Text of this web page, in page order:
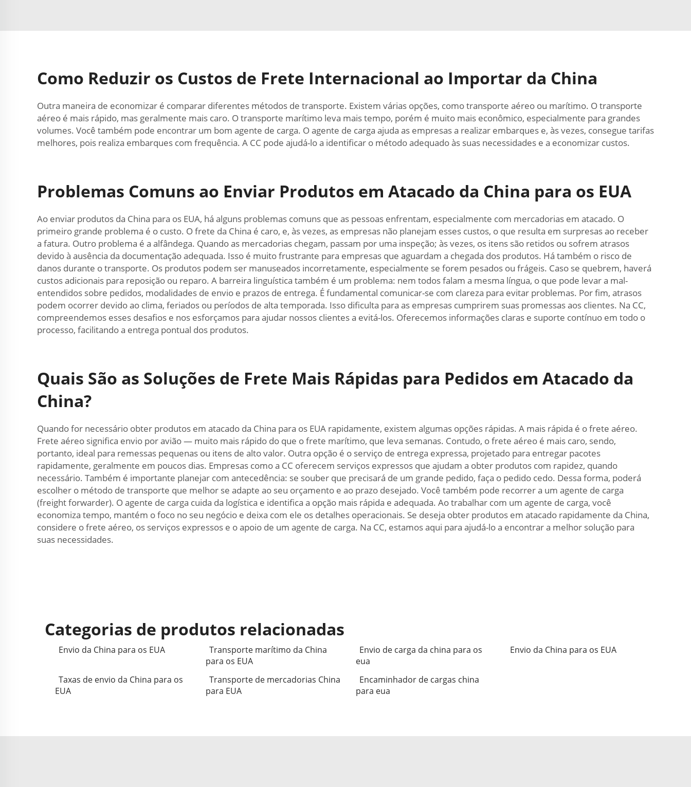
Como Reduzir os Custos de Frete Internacional ao Importar da China
Outra maneira de economizar é comparar diferentes métodos de transporte. Existem várias opções, como transporte aéreo ou marítimo. O transporte
aéreo é mais rápido, mas geralmente mais caro. O transporte marítimo leva mais tempo, porém é muito mais econômico, especialmente para grandes
volumes. Você também pode encontrar um bom agente de carga. O agente de carga ajuda as empresas a realizar embarques e, às vezes, consegue tarifas
melhores, pois realiza embarques com frequência. A CC pode ajudá-lo a identificar o método adequado às suas necessidades e a economizar custos.
Problemas Comuns ao Enviar Produtos em Atacado da China para os EUA
Ao enviar produtos da China para os EUA, há alguns problemas comuns que as pessoas enfrentam, especialmente com mercadorias em atacado. O
primeiro grande problema é o custo. O frete da China é caro, e, às vezes, as empresas não planejam esses custos, o que resulta em surpresas ao receber
a fatura. Outro problema é a alfândega. Quando as mercadorias chegam, passam por uma inspeção; às vezes, os itens são retidos ou sofrem atrasos
devido à ausência da documentação adequada. Isso é muito frustrante para empresas que aguardam a chegada dos produtos. Há também o risco de
danos durante o transporte. Os produtos podem ser manuseados incorretamente, especialmente se forem pesados ou frágeis. Caso se quebrem, haverá
custos adicionais para reposição ou reparo. A barreira linguística também é um problema: nem todos falam a mesma língua, o que pode levar a mal-
entendidos sobre pedidos, modalidades de envio e prazos de entrega. É fundamental comunicar-se com clareza para evitar problemas. Por fim, atrasos
podem ocorrer devido ao clima, feriados ou períodos de alta temporada. Isso dificulta para as empresas cumprirem suas promessas aos clientes. Na CC,
compreendemos esses desafios e nos esforçamos para ajudar nossos clientes a evitá-los. Oferecemos informações claras e suporte contínuo em todo o
processo, facilitando a entrega pontual dos produtos.
Quais São as Soluções de Frete Mais Rápidas para Pedidos em Atacado da
China?
Quando for necessário obter produtos em atacado da China para os EUA rapidamente, existem algumas opções rápidas. A mais rápida é o frete aéreo.
Frete aéreo significa envio por avião — muito mais rápido do que o frete marítimo, que leva semanas. Contudo, o frete aéreo é mais caro, sendo,
portanto, ideal para remessas pequenas ou itens de alto valor. Outra opção é o serviço de entrega expressa, projetado para entregar pacotes
rapidamente, geralmente em poucos dias. Empresas como a CC oferecem serviços expressos que ajudam a obter produtos com rapidez, quando
necessário. Também é importante planejar com antecedência: se souber que precisará de um grande pedido, faça o pedido cedo. Dessa forma, poderá
escolher o método de transporte que melhor se adapte ao seu orçamento e ao prazo desejado. Você também pode recorrer a um agente de carga
(freight forwarder). O agente de carga cuida da logística e identifica a opção mais rápida e adequada. Ao trabalhar com um agente de carga, você
economiza tempo, mantém o foco no seu negócio e deixa com ele os detalhes operacionais. Se deseja obter produtos em atacado rapidamente da China,
considere o frete aéreo, os serviços expressos e o apoio de um agente de carga. Na CC, estamos aqui para ajudá-lo a encontrar a melhor solução para
suas necessidades.
Categorias de produtos relacionadas
Envio da China para os EUA
Transporte marítimo da China
para os EUA
Envio de carga da china para os
eua
Envio da China para os EUA
Taxas de envio da China para os
EUA
Transporte de mercadorias China
para EUA
Encaminhador de cargas china
para eua